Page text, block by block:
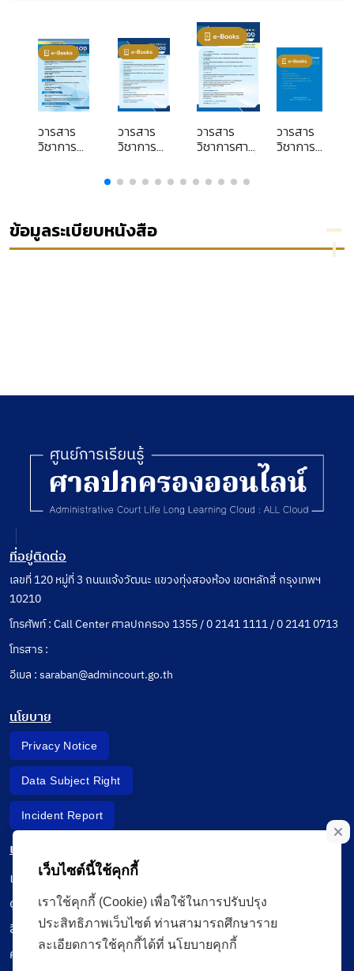
วารสาร
วิชาการ
(มกราคม-
เมษายน)
2569
วารสาร
วิชาการ
ปกครอง
ปีที่ 25
(กันยายน-
ธันวาคม)
2568
วารสาร
วิชาการศาล
25 ฉบับที่ 2
(พฤษภาคม-
วารสาร
วิชาการ
ธันวาคม)
ข้อมูลระเบียบหนังสือ
ที่อยู่ติดต่อ
เลขที่ 120 หมู่ที่ 3 ถนนแจ้งวัฒนะ แขวงทุ่งสองห้อง เขตหลักสี่ กรุงเทพฯ
10210
โทรศัพท์ : Call Center ศาลปกครอง 1355 / 0 2141 1111 / 0 2141 0713
โทรสาร :
อีเมล : saraban@admincourt.go.th
นโยบาย
Privacy Notice
Data Subject Right
Incident Report
เมนู
เรียนออนไลน์
ดูถ่ายทอดสด
สื่อการเรียนรู้
ค้นรายการหนังสือ
เว็บไซต์นี้ใช้คุกกี้
เราใช้คุกกี้ (Cookie) เพื่อใช้ในการปรับปรุง
ประสิทธิภาพเว็บไซต์ ท่านสามารถศึกษาราย
ละเอียดการใช้คุกกี้ได้ที่ นโยบายคุกกี้